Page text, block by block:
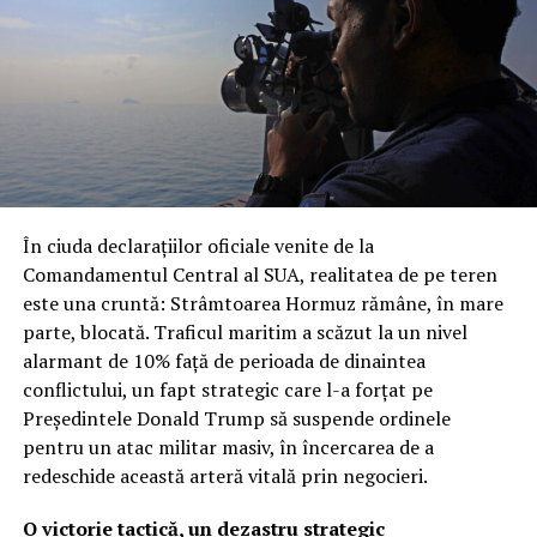
misiunii este subliniată de faptul că Roma a trimis
echipamente de o raritate și complexitate extremă, a
căror eventuală pierdere ar fi o lovitură grea pentru
capacitatea națională de apărare.
Revolta în Parlament: „O răsturnare
inacceptabilă a regulilor
democratice”
Dezvăluirea publică a acestor detalii, apărută inițial pe
site-ul Ministerului Apărării, a provocat o undă de șoc
printre parlamentarii din opoziție. Partidul Democrat a
reacționat dur, acuzând guvernul condus de Giorgia
Meloni că a trimis sute de soldați în zone de criză fără
un mandat clar și fără informarea prealabilă a
legislativului. „Este o dovadă de lipsă de seriozitate
În ciuda declarațiilor oficiale venite de la
Comandamentul Central al SUA, realitatea de pe teren
este una cruntă: Strâmtoarea Hormuz rămâne, în mare
parte, blocată. Traficul maritim a scăzut la un nivel
alarmant de 10% față de perioada de dinaintea
conflictului, un fapt strategic care l-a forțat pe
Președintele Donald Trump să suspende ordinele
pentru un atac militar masiv, în încercarea de a
redeschide această arteră vitală prin negocieri.
O victorie tactică, un dezastru strategic